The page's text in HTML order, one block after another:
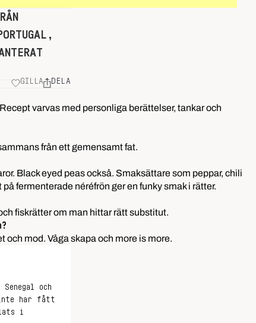
GILLA DELA
varvas med personliga berättelser, tankar och
från ett gemensamt fat.
Black eyed peasockså. Smaksättare som peppar, chili
fermenterade néréfrön ger en funky smak i rätter.
fiskrätter om man hittar rätt substitut.
mod. Våga skapa och more is more.
och
har fått
i